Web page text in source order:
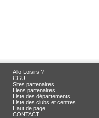
Allo-Loisirs ?
CGU
Sites partenaires
Liens partenaires
Liste des départements
Liste des clubs et centres
Haut de page
CONTACT